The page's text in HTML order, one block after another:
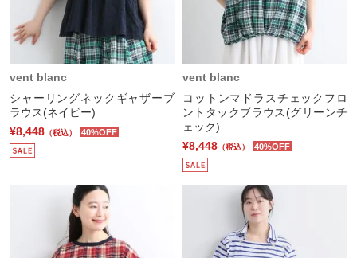
vent blanc
シャーリングネックギャザーブ
ラウス(ネイビー)
¥8,448 （税込） 40%OFF
vent blanc
コットンマドラスチェックフロ
ントタックブラウス(グリーンチ
ェック)
¥8,448 （税込） 40%OFF